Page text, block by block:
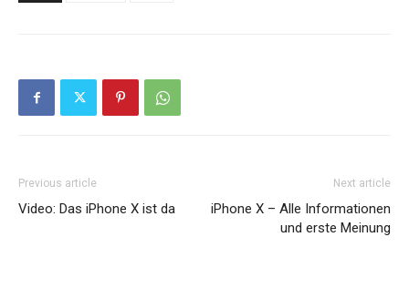
Previous article
Video: Das iPhone X ist da
Next article
iPhone X – Alle Informationen
und erste Meinung